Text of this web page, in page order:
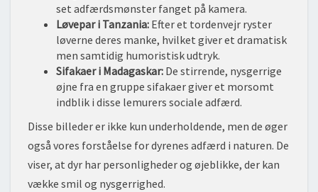
set adfærdsmønster fanget på kamera.
Løvepar i Tanzania: Efter et tordenvejr ryster
løverne deres manke, hvilket giver et dramatisk
men samtidig humoristisk udtryk.
Sifakaer i Madagaskar: De stirrende, nysgerrige
øjne fra en gruppe sifakaer giver et morsomt
indblik i disse lemurers sociale adfærd.
Disse billeder er ikke kun underholdende, men de øger
også vores forståelse for dyrenes adfærd i naturen. De
viser, at dyr har personligheder og øjeblikke, der kan
vække smil og nysgerrighed.